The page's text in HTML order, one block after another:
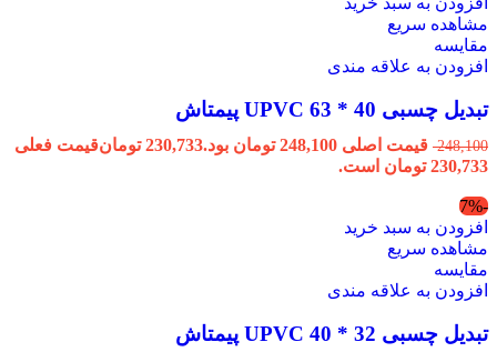
مشاهده سریع
مقایسه
افزودن به علاقه مندی
تبدیل چسبی 40 * 63 UPVC پیمتاش
248,100 قیمت اصلی 248,100 تومان بود. 230,733 تومانقیمت فعلی
230,733 تومان است.
-7%
افزودن به سبد خرید
مشاهده سریع
مقایسه
افزودن به علاقه مندی
تبدیل چسبی 32 * 40 UPVC پیمتاش